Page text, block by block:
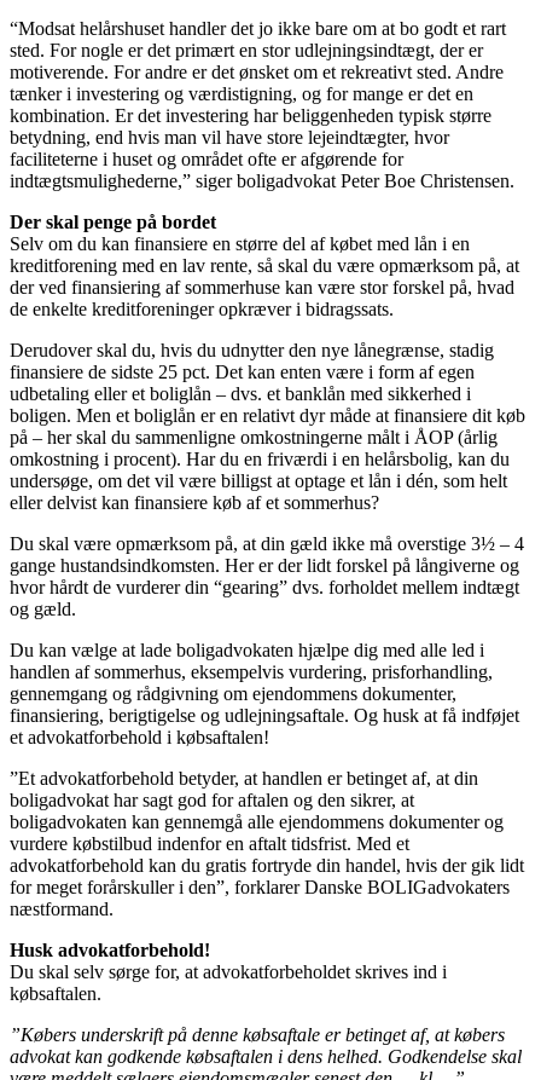
“Modsat helårshuset handler det jo ikke bare om at bo godt et rart
sted. For nogle er det primært en stor udlejningsindtægt, der er
motiverende. For andre er det ønsket om et rekreativt sted. Andre
tænker i investering og værdistigning, og for mange er det en
kombination. Er det investering har beliggenheden typisk større
betydning, end hvis man vil have store lejeindtægter, hvor
faciliteterne i huset og området ofte er afgørende for
indtægtsmulighederne,” siger boligadvokat Peter Boe Christensen.
Der skal penge på bordet
Selv om du kan finansiere en større del af købet med lån i en
kreditforening med en lav rente, så skal du være opmærksom på, at
der ved finansiering af sommerhuse kan være stor forskel på, hvad
de enkelte kreditforeninger opkræver i bidragssats.
Derudover skal du, hvis du udnytter den nye lånegrænse, stadig
finansiere de sidste 25 pct. Det kan enten være i form af egen
udbetaling eller et boliglån – dvs. et banklån med sikkerhed i
boligen. Men et boliglån er en relativt dyr måde at finansiere dit køb
på – her skal du sammenligne omkostningerne målt i ÅOP (årlig
omkostning i procent). Har du en friværdi i en helårsbolig, kan du
undersøge, om det vil være billigst at optage et lån i dén, som helt
eller delvist kan finansiere køb af et sommerhus?
Du skal være opmærksom på, at din gæld ikke må overstige 3½ – 4
gange hustandsindkomsten. Her er der lidt forskel på långiverne og
hvor hårdt de vurderer din “gearing” dvs. forholdet mellem indtægt
og gæld.
Du kan vælge at lade boligadvokaten hjælpe dig med alle led i
handlen af sommerhus, eksempelvis vurdering, prisforhandling,
gennemgang og rådgivning om ejendommens dokumenter,
finansiering, berigtigelse og udlejningsaftale. Og husk at få indføjet
et advokatforbehold i købsaftalen!
”Et advokatforbehold betyder, at handlen er betinget af, at din
boligadvokat har sagt god for aftalen og den sikrer, at
boligadvokaten kan gennemgå alle ejendommens dokumenter og
vurdere købstilbud indenfor en aftalt tidsfrist. Med et
advokatforbehold kan du gratis fortryde din handel, hvis der gik lidt
for meget forårskuller i den”, forklarer Danske BOLIGadvokaters
næstformand.
Husk advokatforbehold!
Du skal selv sørge for, at advokatforbeholdet skrives ind i
købsaftalen.
”Købers underskrift på denne købsaftale er betinget af, at købers
advokat kan godkende købsaftalen i dens helhed. Godkendelse skal